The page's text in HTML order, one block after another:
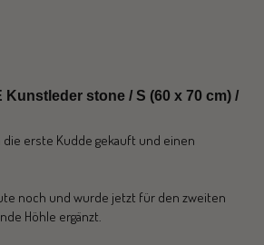
Kunstleder stone / S (60 x 70 cm) /
die erste Kudde gekauft und einen
noch und wurde jetzt für den zweiten
Höhle ergänzt.